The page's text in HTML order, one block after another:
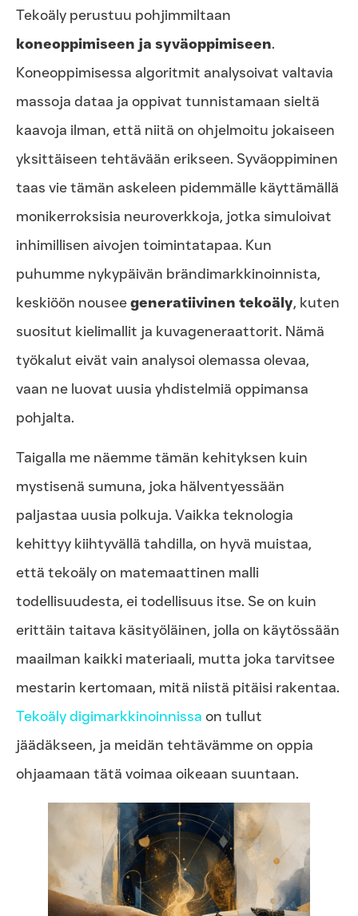
Tekoäly perustuu pohjimmiltaan
koneoppimiseen ja syväoppimiseen.
Koneoppimisessa algoritmit analysoivat valtavia
massoja dataa ja oppivat tunnistamaan sieltä
kaavoja ilman, että niitä on ohjelmoitu jokaiseen
yksittäiseen tehtävään erikseen. Syväoppiminen
taas vie tämän askeleen pidemmälle käyttämällä
monikerroksisia neuroverkkoja, jotka simuloivat
inhimillisen aivojen toimintatapaa. Kun
puhumme nykypäivän brändimarkkinoinnista,
keskiöön nouseegeneratiivinen tekoäly, kuten
suositut kielimallit ja kuvageneraattorit. Nämä
työkalut eivät vain analysoi olemassa olevaa,
vaan ne luovat uusia yhdistelmiä oppimansa
pohjalta.
Taigalla me näemme tämän kehityksen kuin
mystisenä sumuna, joka hälventyessään
paljastaa uusia polkuja. Vaikka teknologia
kehittyy kiihtyvällä tahdilla, on hyvä muistaa,
että tekoäly on matemaattinen malli
todellisuudesta, ei todellisuus itse. Se on kuin
erittäin taitava käsityöläinen, jolla on käytössään
maailman kaikki materiaali, mutta joka tarvitsee
mestarin kertomaan, mitä niistä pitäisi rakentaa.
Tekoäly digimarkkinoinnissa on tullut
jäädäkseen, ja meidän tehtävämme on oppia
ohjaamaan tätä voimaa oikeaan suuntaan.